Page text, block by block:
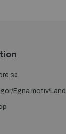
Egna motiv/